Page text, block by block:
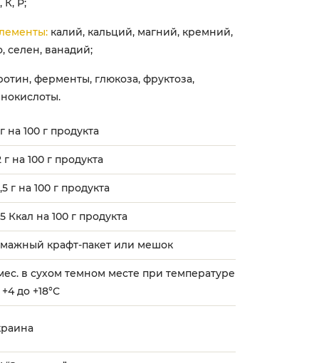
К, Р;
калий, кальций, магний, кремний,
селен, ванадий;
ферменты, глюкоза, фруктоза,
на 100 г продукта
г на 100 г продукта
г на 100 г продукта
Ккал на 100 г продукта
крафт-пакет или мешок
в сухом темном месте при температуре
до +18°С